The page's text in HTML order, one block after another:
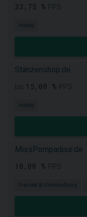
33,75 %
Hobby
Stanzenshop.de
15,00 %
Hobby
MissPompadour.de
10,00 %
Freizeit & Unterhaltung